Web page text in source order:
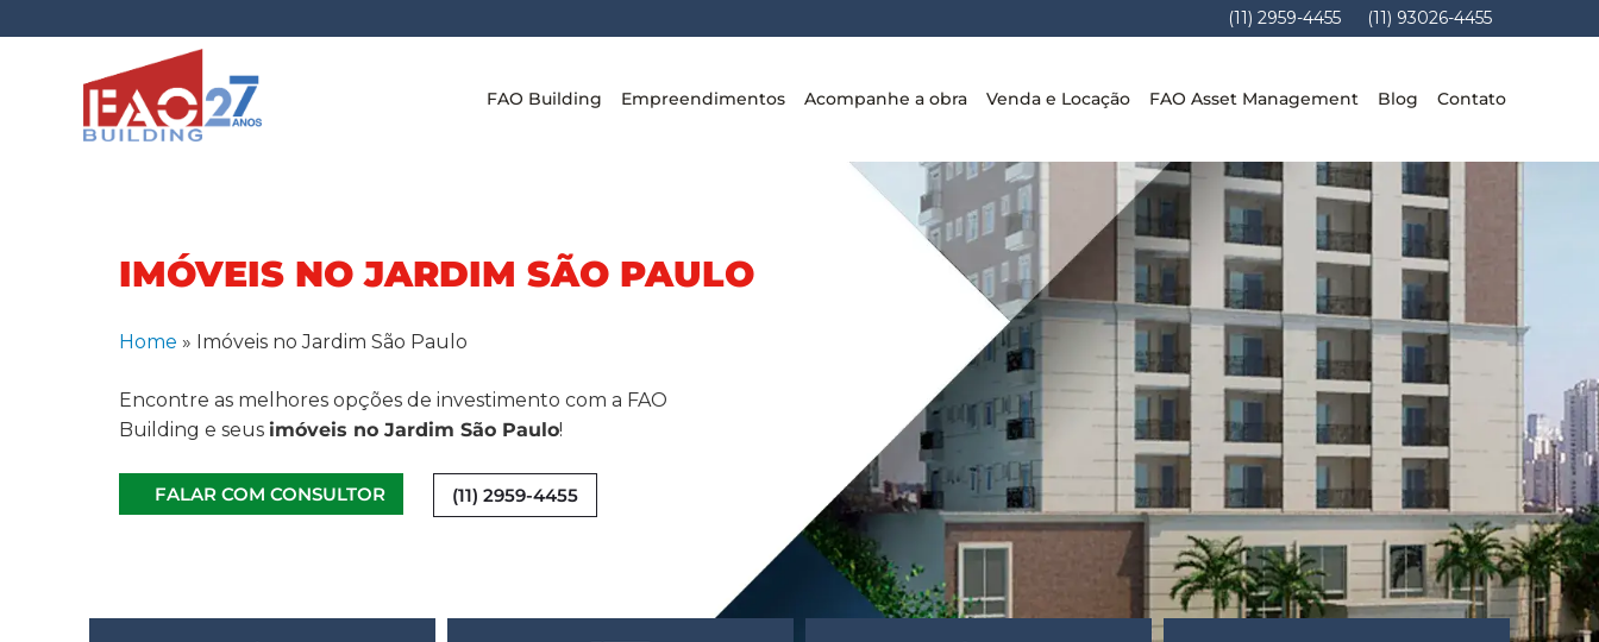
(11) 2959-4455 (11) 93026-4455
FAO Building Empreendimentos Acompanhe a obra Venda e Locação FAO Asset Management Blog Contato
IMÓVEIS NO JARDIM SÃO PAULO
Home » Imóveis no Jardim São Paulo
Encontre as melhores opções de investimento com a FAO
Building e seus imóveis no Jardim São Paulo!
FALAR COM CONSULTOR (11) 2959-4455